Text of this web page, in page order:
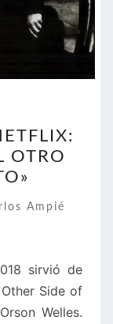
OTRO
Ampié
sirvió de
Side of
Welles.